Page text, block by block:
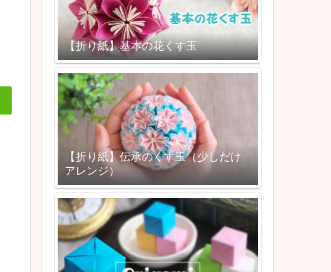
【折り紙】基本の花くす玉
【折り紙】伝承のくす玉（少しだけ
アレンジ）